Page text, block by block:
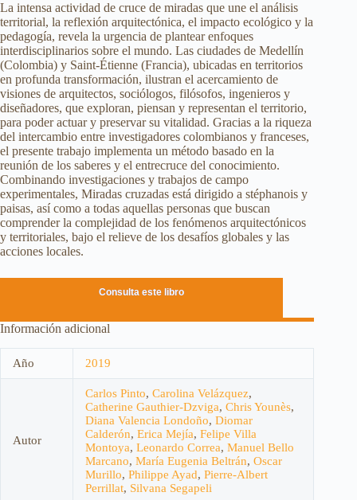
La intensa actividad de cruce de miradas que une el análisis
territorial, la reflexión arquitectónica, el impacto ecológico y la
pedagogía, revela la urgencia de plantear enfoques
interdisciplinarios sobre el mundo. Las ciudades de Medellín
(Colombia) y Saint-Étienne (Francia), ubicadas en territorios
en profunda transformación, ilustran el acercamiento de
visiones de arquitectos, sociólogos, filósofos, ingenieros y
diseñadores, que exploran, piensan y representan el territorio,
para poder actuar y preservar su vitalidad. Gracias a la riqueza
del intercambio entre investigadores colombianos y franceses,
el presente trabajo implementa un método basado en la
reunión de los saberes y el entrecruce del conocimiento.
Combinando investigaciones y trabajos de campo
experimentales, Miradas cruzadas está dirigido a stéphanois y
paisas, así como a todas aquellas personas que buscan
comprender la complejidad de los fenómenos arquitectónicos
y territoriales, bajo el relieve de los desafíos globales y las
acciones locales.
Consulta este libro
Información adicional
Año 2019
Autor
Carlos Pinto, Carolina Velázquez,
Catherine Gauthier-Dzviga, Chris Younès,
Diana Valencia Londoño, Diomar
Calderón, Erica Mejía, Felipe Villa
Montoya, Leonardo Correa, Manuel Bello
Marcano, María Eugenia Beltrán, Oscar
Murillo, Philippe Ayad, Pierre-Albert
Perrillat, Silvana Segapeli